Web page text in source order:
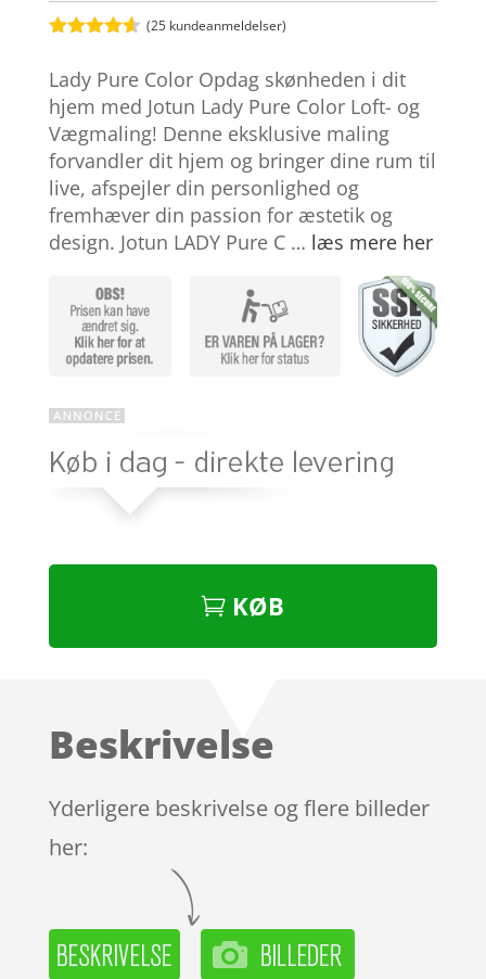
ud af 5
baseret
på
kundebedø
mmelser
(25 kundeanmeldelser)
Lady Pure Color Opdag skønheden i dit
hjem med Jotun Lady Pure Color Loft- og
Vægmaling! Denne eksklusive maling
forvandler dit hjem og bringer dine rum til
live, afspejler din personlighed og
fremhæver din passion for æstetik og
design. Jotun LADY Pure C … læs mere her
KØB
Beskrivelse
Yderligere beskrivelse og flere billeder
her: